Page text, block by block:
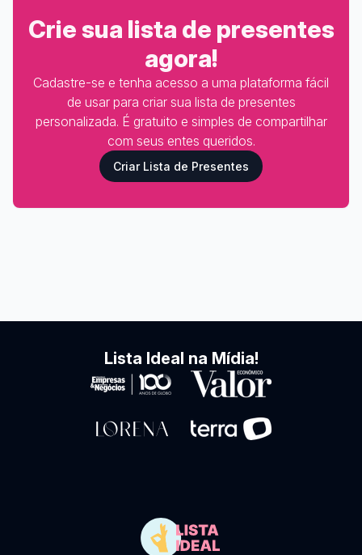
Crie sua lista de presentes
agora!
Cadastre-se e tenha acesso a uma plataforma fácil
de usar para criar sua lista de presentes
personalizada. É gratuito e simples de compartilhar
com seus entes queridos.
Criar Lista de Presentes
Lista Ideal na Mídia!